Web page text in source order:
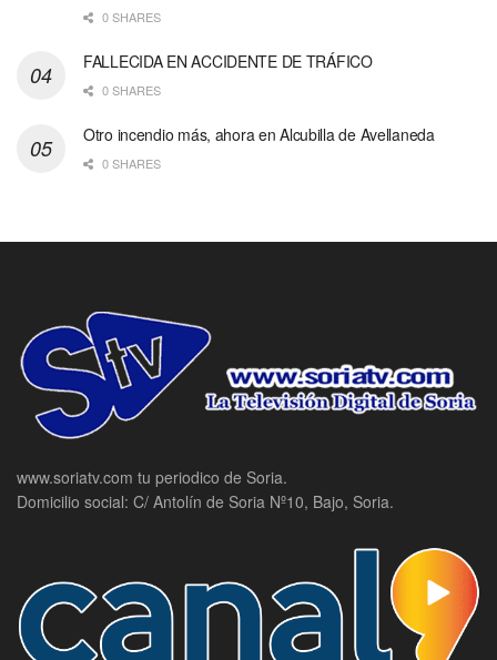
0 SHARES
FALLECIDA EN ACCIDENTE DE TRÁFICO
0 SHARES
Otro incendio más, ahora en Alcubilla de Avellaneda
0 SHARES
www.soriatv.com tu periodico de Soria.
Domicilio social: C/ Antolín de Soria Nº10, Bajo, Soria.